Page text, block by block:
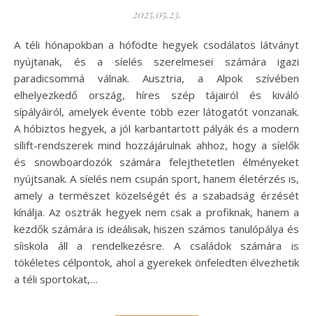
2025.05.23.
A téli hónapokban a hófödte hegyek csodálatos látványt
nyújtanak, és a síelés szerelmesei számára igazi
paradicsommá válnak. Ausztria, a Alpok szívében
elhelyezkedő ország, híres szép tájairól és kiváló
sípályáiról, amelyek évente több ezer látogatót vonzanak.
A hóbiztos hegyek, a jól karbantartott pályák és a modern
sílift-rendszerek mind hozzájárulnak ahhoz, hogy a síelők
és snowboardozók számára felejthetetlen élményeket
nyújtsanak. A síelés nem csupán sport, hanem életérzés is,
amely a természet közelségét és a szabadság érzését
kínálja. Az osztrák hegyek nem csak a profiknak, hanem a
kezdők számára is ideálisak, hiszen számos tanulópálya és
síiskola áll a rendelkezésre. A családok számára is
tökéletes célpontok, ahol a gyerekek önfeledten élvezhetik
a téli sportokat,…